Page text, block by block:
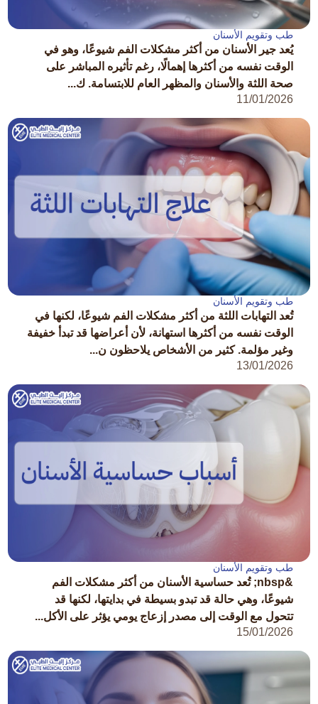
طب وتقويم الأسنان
يُعد جير الأسنان من أكثر مشكلات الفم شيوعًا، وهو في
الوقت نفسه من أكثرها إهمالًا، رغم تأثيره المباشر على
صحة اللثة والأسنان والمظهر العام للابتسامة. ك...
11/01/2026
طب وتقويم الأسنان
تُعد التهابات اللثة من أكثر مشكلات الفم شيوعًا، لكنها في
الوقت نفسه من أكثرها استهانة، لأن أعراضها قد تبدأ خفيفة
وغير مؤلمة. كثير من الأشخاص يلاحظون ن...
13/01/2026
طب وتقويم الأسنان
&nbsp; تُعد حساسية الأسنان من أكثر مشكلات الفم
شيوعًا، وهي حالة قد تبدو بسيطة في بدايتها، لكنها قد
تتحول مع الوقت إلى مصدر إزعاج يومي يؤثر على الأكل...
15/01/2026